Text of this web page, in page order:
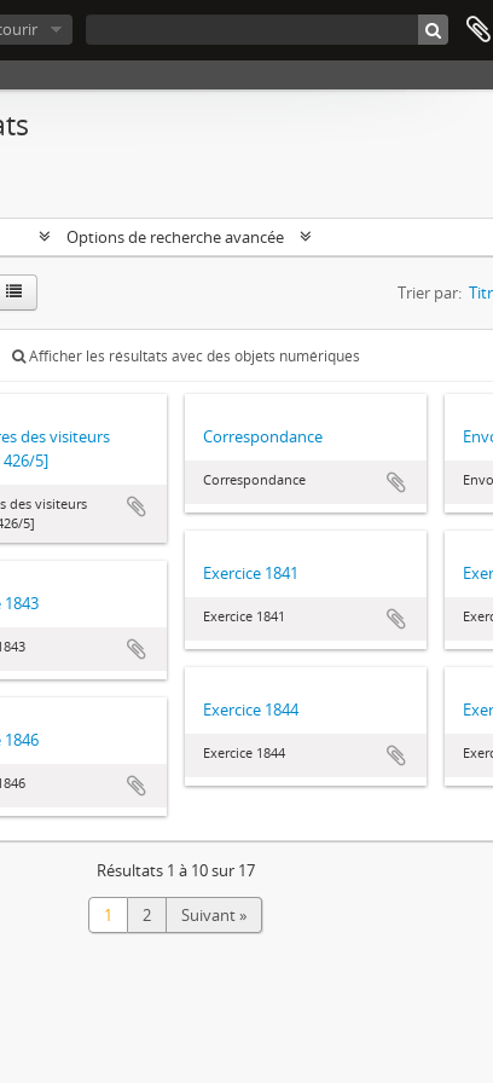
Options de recherche avancée
Trier par:
Afficher les résultats avec des objets numériques
des visiteurs
426/5]
des visiteurs
5]
Correspondance
Correspondance
Exercice 1841
Exercice 1841
1843
Exercice 1844
Exercice 1844
1846
Résultats 1 à 10 sur 17
1 2 Suivant »